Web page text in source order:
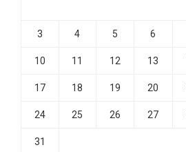
3 4 5 6
10 11 12 13
17 18 19 20
24 25 26 27
31